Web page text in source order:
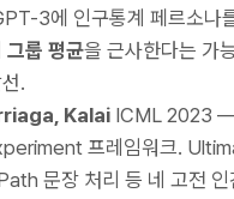
3에 인구통계 페르소나
그룹 평균을 근사한다는 가
.
Kalai ICML 2023
프레임워크.
문장 처리 등 네 고전